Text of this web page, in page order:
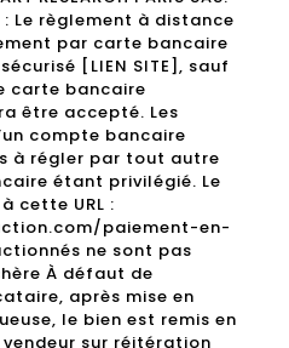
Le règlement à distance
par carte bancaire
[LIEN SITE], sauf
carte bancaire
être accepté. Les
compte bancaire
à régler par tout autre
étant privilégié. Le
cette URL :
paiement-en-
ne sont pas
À défaut de
après mise en
le bien est remis en
sur réitération